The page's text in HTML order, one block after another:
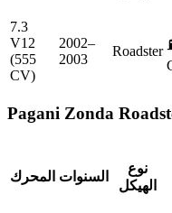
7.3
V12
(555
CV)
2002–
2003
Roadster
Pagani Zonda
المحرك السنوات
نوع
الهيكل